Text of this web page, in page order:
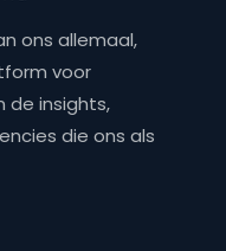
ons allemaal,
voor
de insights,
die ons als